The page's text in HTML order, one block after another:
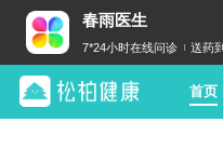
春雨医生
7*24小时在线问诊 送药
首页